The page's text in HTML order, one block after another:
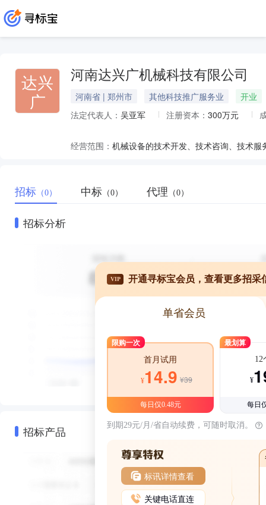
达兴
广
河南达兴广机械科技有限公司
河南省 | 郑州市 其他科技推广服务业
开业
法定代表人： 吴亚军 注册资本： 300万元
经营范围：
招标 （0） 中标 （0） 代理 （0）
招标分析
招标产品
VIP 开通寻标宝会员，查看更多招采
单省会员
限购一次
首月试用
¥14.9 ¥39
每日仅0.48元
最划算
12
¥
每日
到期29元/月/省自动续费，可随时取消。
标讯详情查看
关键电话直连